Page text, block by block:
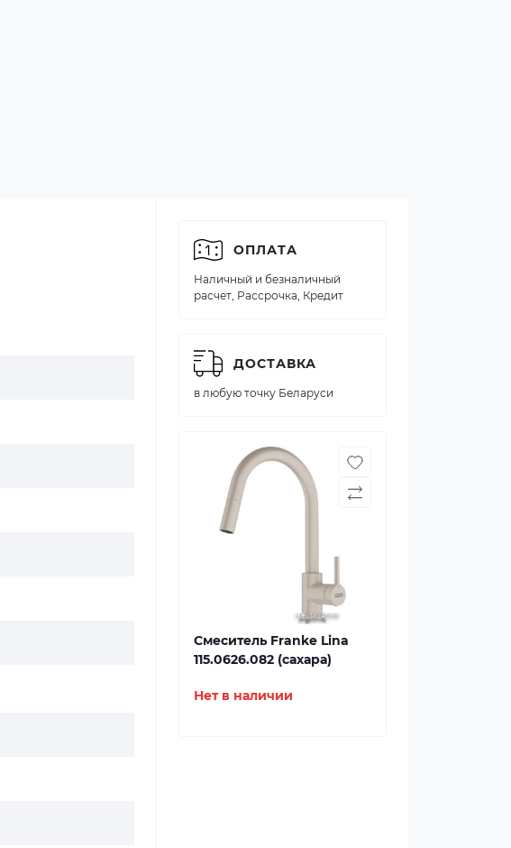
ОПЛАТА
Наличный и безналичный
расчет, Рассрочка, Кредит
ДОСТАВКА
в любую точку Беларуси
Смеситель Franke Lina
115.0626.082 (сахара)
Нет в наличии